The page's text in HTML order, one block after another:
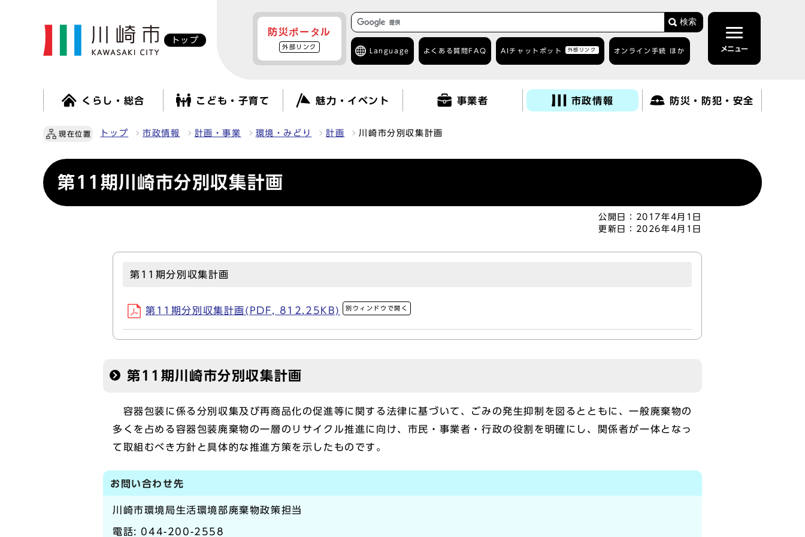
トップ
防災ポータル
外部リンク
検索
Language よくある質問 FAQ AIチャットボット 外部リンク オンライン手続 ほか メニュー
くらし・総合 こども・子育て 魅力・イベント 事業者 市政情報 防災・防犯・安全
現在位置 トップ 市政情報 計画・事業 環境・みどり 計画 川崎市分別収集計画
第11期川崎市分別収集計画
公開日：
2017年4月1日
更新日：
2026年4月1日
第11期分別収集計画
第11期分別収集計画(PDF, 812.25KB) 別ウィンドウで開く
第11期川崎市分別収集計画
容器包装に係る分別収集及び再商品化の促進等に関する法律に基づいて、ごみの発生抑制を図るとともに、一般廃棄物の
多くを占める容器包装廃棄物の一層のリサイクル推進に向け、市民・事業者・行政の役割を明確にし、関係者が一体となっ
て取組むべき方針と具体的な推進方策を示したものです。
お問い合わせ先
川崎市環境局生活環境部廃棄物政策担当
電話: 044-200-2558